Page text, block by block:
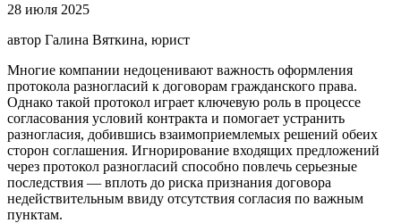
28 июля 2025
автор Галина Вяткина, юрист
Многие компании недоценивают важность оформления
протокола разногласий к договорам гражданского права.
Однако такой протокол играет ключевую роль в процессе
согласования условий контракта и помогает устранить
разногласия, добившись взаимоприемлемых решений обеих
сторон соглашения. Игнорирование входящих предложений
через протокол разногласий способно повлечь серьезные
последствия — вплоть до риска признания договора
недействительным ввиду отсутствия согласия по важным
пунктам.